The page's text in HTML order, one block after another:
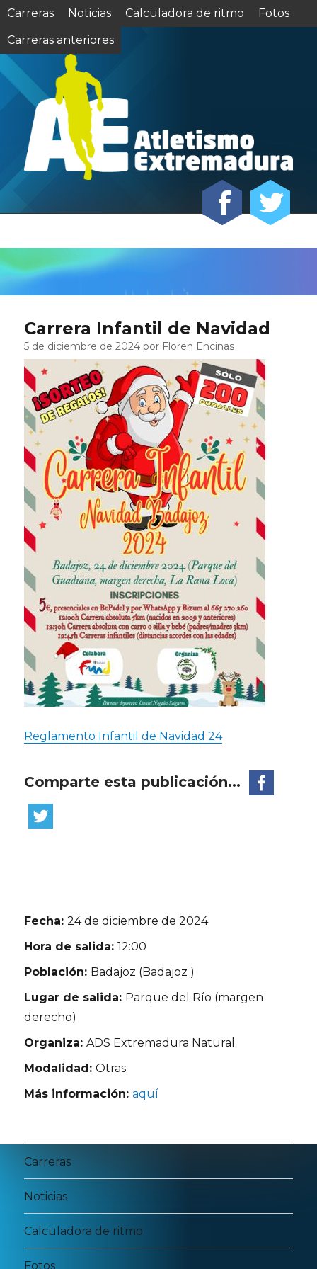
Carreras Noticias Calculadora de ritmo
Fotos
Carreras anteriores
Carrera Infantil de Navidad
5 de diciembre de 2024 por Floren Encinas
Reglamento Infantil de Navidad 24
Comparte esta publicación...
Fecha:24 de diciembre de 2024
Hora de salida:12:00
Población: Badajoz (Badajoz )
Lugar de salida: Parque del Río (margen
derecho)
Organiza:ADS Extremadura Natural
Modalidad:Otras
Más información:aquí
Carreras
Noticias
Calculadora de ritmo
Fotos